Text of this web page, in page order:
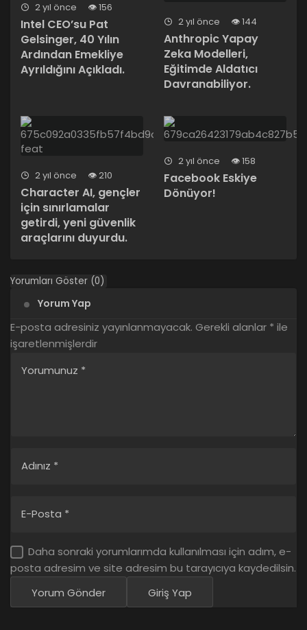
2 yıl önce 156
Intel CEO’su Pat
Gelsinger, 40 Yılın
Ardından Emekliye
Ayrıldığını Açıkladı.
2 yıl önce 144
Anthropic Yapay
Zeka Modelleri,
Eğitimde Aldatıcı
Davranabiliyor.
2 yıl önce 210
Character AI, gençler
için sınırlamalar
getirdi, yeni güvenlik
araçlarını duyurdu.
2 yıl önce 158
Facebook Eskiye
Dönüyor!
Yorumları Göster (0)
Yorum Yap
E-posta adresiniz yayınlanmayacak. Gerekli alanlar * ile
işaretlenmişlerdir
Yorumunuz *
Adınız *
E-Posta *
Daha sonraki yorumlarımda kullanılması için adım, e-
posta adresim ve site adresim bu tarayıcıya kaydedilsin.
Yorum Gönder
Giriş Yap